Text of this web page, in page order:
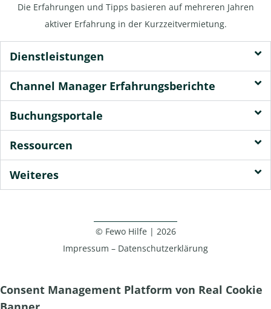
Die Erfahrungen und Tipps basieren auf mehreren Jahren
aktiver Erfahrung in der Kurzzeitvermietung.
Dienstleistungen
Channel Manager Erfahrungsberichte
Buchungsportale
Ressourcen
Weiteres
© Fewo Hilfe | 2026
Impressum – Datenschutzerklärung
Consent Management Platform von Real Cookie